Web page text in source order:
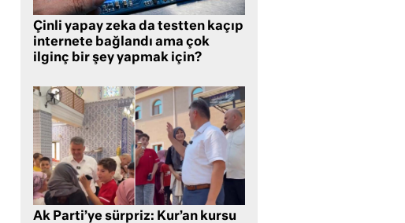
Çinli yapay zeka da testten kaçıp
internete bağlandı ama çok
ilginç bir şey yapmak için?
Ak Parti’ye sürpriz: Kur’an kursu